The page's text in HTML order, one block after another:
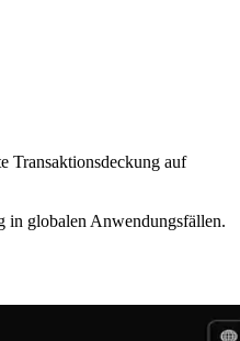
Transaktionsdeckung auf
in globalen Anwendungsfällen.